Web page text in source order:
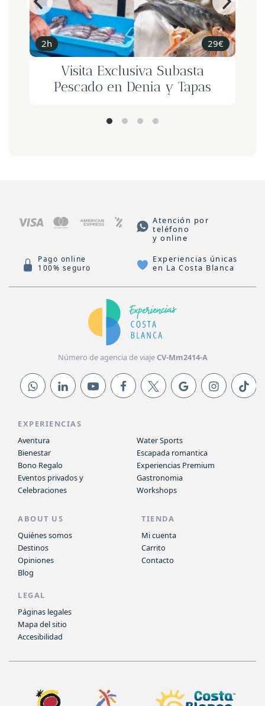
2h 29€
Visita Exclusiva Subasta
Pescado en Denia y Tapas
Atención por
teléfono
y online
Pago online
100% seguro
Experiencias únicas
en La Costa Blanca
Número de agencia de viajeCV-Mm2414-A
EXPERIENCIAS
Aventura
Bienestar
Bono Regalo
Eventos privados y
Celebraciones
Water Sports
Escapada romantica
Experiencias Premium
Gastronomia
Workshops
ABOUT US
Quiénes somos
Destinos
Opiniones
Blog
TIENDA
Mi cuenta
Carrito
Contacto
LEGAL
Páginas legales
Mapa del sitio
Accesibilidad